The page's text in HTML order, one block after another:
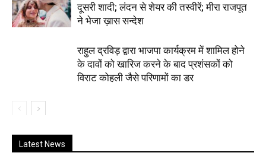
दूसरी शादी; लंदन से शेयर की तस्वीरें; मीरा राजपूत
ने भेजा ख़ास सन्देश
राहुल द्रविड़ द्वारा भाजपा कार्यक्रम में शामिल होने
के दावों को खारिज करने के बाद प्रशंसकों को
विराट कोहली जैसे परिणामों का डर
Latest News